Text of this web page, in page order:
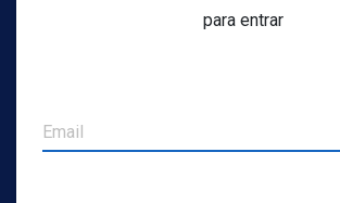
para entrar
Email